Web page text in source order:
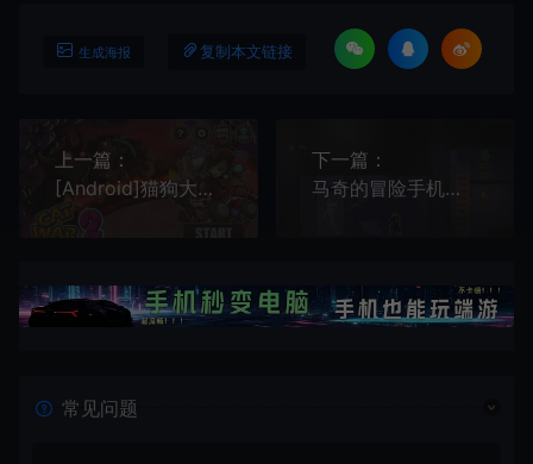
生成海报 复制本文链接
上一篇：
[Android]猫狗大战2 安卓中文版[破解][塔防]
下一篇：
马奇的冒险手机版[Android][v1.5]
常见问题